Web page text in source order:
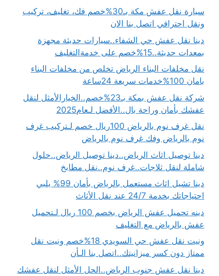
سيارة نقل عفش مكة بـ30%خصم فك، تغليف، تركيب
ونقل احترافي اتصل بنا الان
دينا نقل عفش حي الشفاء..سيارات حديثة مجهزة
بمعدات حديثة..15%خصم على خدمةالتغليف
نقل مخلفات البناء الرياض تخلص من مخلفات البناء
بامان 100%خدمات سريعة 24ساعة
شركة نقل عفش بمكة بـ23%خصم..الخيارالأمثل لنقل
عفشك بأمان وراحة بال..الأفضل لـعام2025
نقل غرف نوم بالرياض 100ريال خصم لـتركيب غرف
نوم بالرياض وفك غرف نوم بالرياض
دينا توصيل اثاث الرياض..دينا توصيل الرياض..حلول
شاملة لنقل ثلاجات..غرف نوم..نقل مطابخ
دينا تشيل اثاث مستعمل بالرياض بأمان 99% يلبي
احتياجاتك بخدمة 24/7 عند نقل الأثاث
دينه تحميل عفش الرياض بخصم 100 ريال لـتحميل
عفش بالرياض مع التغليف
ونيت نقل عفش حي السويدي 18%خصم ونيت نقل
ممتاز دون كسر ميزانيتك..اتصل بنا الـأن
دينا نقل عفش جنوب الرياض..الحل الأمثل لنقل عفشك